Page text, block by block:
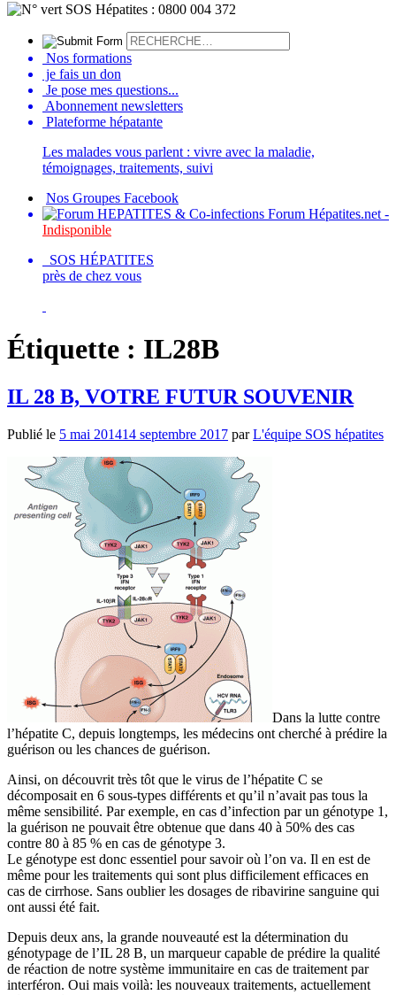
Nos formations
je fais un don
Je pose mes questions...
Abonnement newsletters
Plateforme hépatante
Les malades vous parlent : vivre avec la maladie,
témoignages, traitements, suivi
Nos Groupes Facebook
Forum Hépatites.net -
Indisponible
SOS HÉPATITES
près de chez vous
Étiquette : IL28B
IL 28 B, VOTRE FUTUR SOUVENIR
Publié le 5 mai 201414 septembre 2017 parL'équipe SOS hépatites
Dans la lutte contre
l’hépatite C, depuis longtemps, les médecins ont cherché à prédire la
guérison ou les chances de guérison.
Ainsi, on découvrit très tôt que le virus de l’hépatite C se
décomposait en 6 sous-types différents et qu’il n’avait pas tous la
même sensibilité. Par exemple, en cas d’infection par un génotype 1,
la guérison ne pouvait être obtenue que dans 40 à 50% des cas
contre 80 à 85 % en cas de génotype 3.
Le génotype est donc essentiel pour savoir où l’on va. Il en est de
même pour les traitements qui sont plus difficilement efficaces en
cas de cirrhose. Sans oublier les dosages de ribavirine sanguine qui
ont aussi été fait.
Depuis deux ans, la grande nouveauté est la détermination du
génotypage de l’IL 28 B, un marqueur capable de prédire la qualité
de réaction de notre système immunitaire en cas de traitement par
interféron. Oui mais voilà: les nouveaux traitements, actuellement